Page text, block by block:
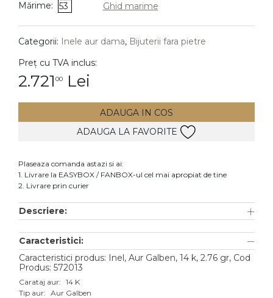
DIAMANTE Vezi toate
Cercei
Accesorii
Aur alb
Aur roz
Aur mixt
Mărime: 53 Ghid marime
Categorii: Inele aur dama, Bijuterii fara pietre
Preț cu TVA inclus:
2.721 00 Lei
ADAUGA IN COS
ADAUGA LA FAVORITE
Plaseaza comanda astazi si ai:
1. Livrare la EASYBOX / FANBOX-ul cel mai apropiat de tine
2. Livrare prin curier
Descriere:
Caracteristici:
Caracteristici produs: Inel, Aur Galben, 14 k, 2.76 gr, Cod
Produs: 572013
Carataj aur: 14 K
Tip aur: Aur Galben